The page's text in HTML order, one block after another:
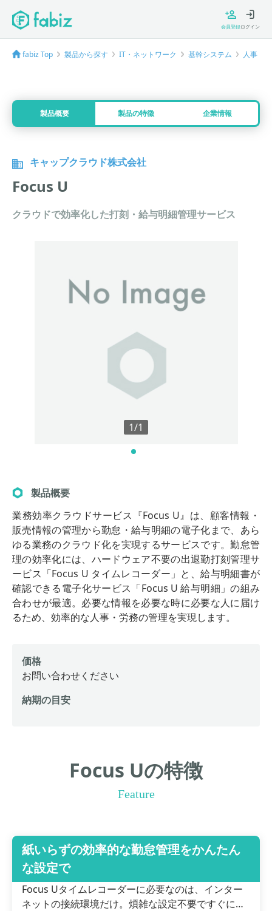
会員登録ログイン
fabiz Top 製品から探す IT・ネットワーク 基幹システム 人事・
製品概要 製品の特徴 企業情報
キャップクラウド株式会社
Focus U
クラウドで効率化した打刻・給与明細管理サービス
1/1
製品概要
業務効率クラウドサービス『Focus U』は、顧客情報・
販売情報の管理から勤怠・給与明細の電子化まで、あら
ゆる業務のクラウド化を実現するサービスです。勤怠管
理の効率化には、ハードウェア不要の出退勤打刻管理サ
ービス「Focus U タイムレコーダー」と、給与明細書が
確認できる電子化サービス「Focus U 給与明細」の組み
合わせが最適。必要な情報を必要な時に必要な人に届け
るため、効率的な人事・労務の管理を実現します。
価格
お問い合わせください
納期の目安
Focus Uの特徴
Feature
紙いらずの効率的な勤怠管理をかんたん
な設定で
Focus Uタイムレコーダーに必要なのは、インター
ネットの接続環境だけ。煩雑な設定不要ですぐに運